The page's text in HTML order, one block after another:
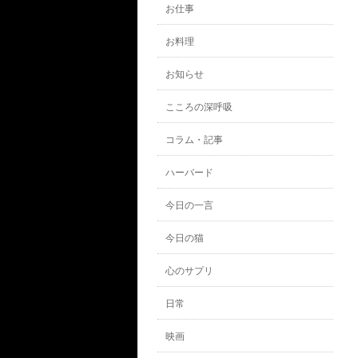
お仕事
お料理
お知らせ
こころの深呼吸
コラム・記事
ハーバード
今日の一言
今日の猫
心のサプリ
日常
映画